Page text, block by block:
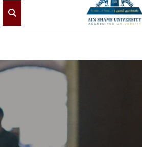
الرئيسيـة
القطاعـات